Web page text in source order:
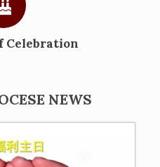
Celebration
NEWS